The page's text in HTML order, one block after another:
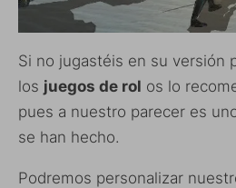
Si no jugastéis en su versión
los juegos de rol os lo
pues a nuestro parecer es
se han hecho.
Podremos personalizar